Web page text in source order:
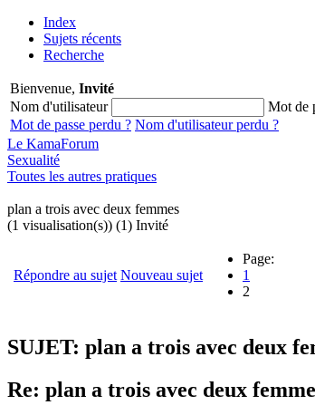
Index
Sujets récents
Recherche
Bienvenue, Invité
Nom d'utilisateur
Mot de
Mot de passe perdu ? Nom d'utilisateur perdu ?
Le KamaForum
Sexualité
Toutes les autres pratiques
plan a trois avec deux femmes
(1 visualisation(s)) (1) Invité
Répondre au sujet Nouveau sujet
Page:
1
2
SUJET: plan a trois avec deux
Re: plan a trois avec deux